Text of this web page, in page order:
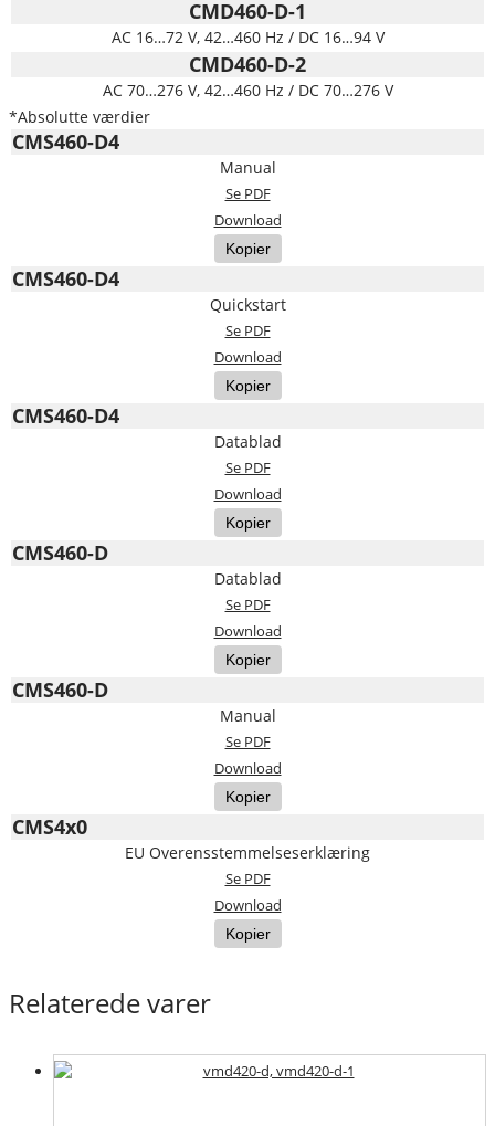
CMD460-D-1
AC 16…72 V, 42…460 Hz / DC 16…94 V
CMD460-D-2
AC 70…276 V, 42…460 Hz / DC 70…276 V
*Absolutte værdier
CMS460-D4
Manual
Se PDF
Download
Kopier
CMS460-D4
Quickstart
Se PDF
Download
Kopier
CMS460-D4
Datablad
Se PDF
Download
Kopier
CMS460-D
Datablad
Se PDF
Download
Kopier
CMS460-D
Manual
Se PDF
Download
Kopier
CMS4x0
EU Overensstemmelseserklæring
Se PDF
Download
Kopier
Relaterede varer